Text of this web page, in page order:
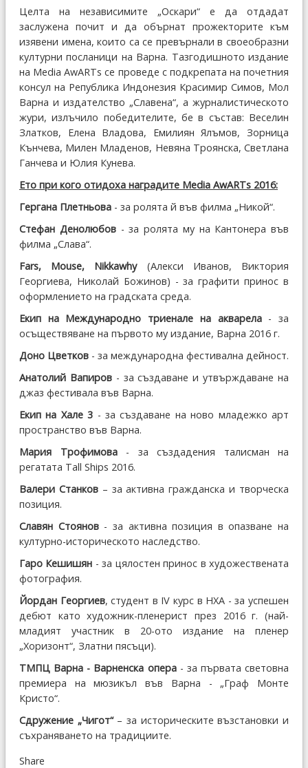
Целта на независимите „Оскари“ е да отдадат
заслужена почит и да обърнат прожекторите към
изявени имена, които са се превърнали в своеобразни
културни посланици на Варна. Тазгодишното издание
на Media AwARTs се проведе с подкрепата на почетния
консул на Република Индонезия Красимир Симов, Мол
Варна и издателство „Славена“, а журналистическото
жури, излъчило победителите, бе в състав: Веселин
Златков, Елена Владова, Емилиян Ялъмов, Зорница
Кънчева, Милен Младенов, Невяна Троянска, Светлана
Ганчева и Юлия Кунева.
Ето при кого отидоха наградите Media AwARTs 2016:
Гергана Плетньова - за ролята й във филма „Никой“.
Стефан Денолюбов- за ролята му на Кантонера във
филма „Слава“.
Fars, Mouse, Nikkawhy(Алекси Иванов, Виктория
Георгиева, Николай Божинов) - за графити принос в
оформлението на градската среда.
Екип на Международно триенале на акварела - за
осъществяване на първото му издание, Варна 2016 г.
Доно Цветков - за международна фестивална дейност.
Анатолий Вапиров- за създаване и утвърждаване на
джаз фестивала във Варна.
Екип на Хале 3 - за създаване на ново младежко арт
пространство във Варна.
Мария Трофимова- за създадения талисман на
регатата Tall Ships 2016.
Валери Станков– за активна гражданска и творческа
позиция.
Славян Стоянов- за активна позиция в опазване на
културно-историческото наследство.
Гаро Кешишян - за цялостен принос в художествената
фотография.
Йордан Георгиев, студент в IV курс в НХА - за успешен
дебют като художник-пленерист през 2016 г. (най-
младият участник в 20-ото издание на пленер
„Хоризонт“, Златни пясъци).
ТМПЦ Варна - Варненска опера- за първата световна
премиера на мюзикъл във Варна - „Граф Монте
Кристо“.
Сдружение „Чигот“ – за историческите възстановки и
съхраняването на традициите.
Share